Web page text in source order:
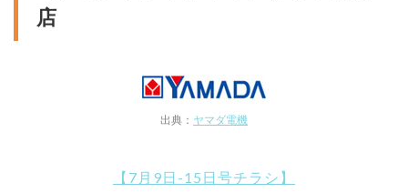
店
出典： ヤマダ電機
【7月9日-15日号チラシ】